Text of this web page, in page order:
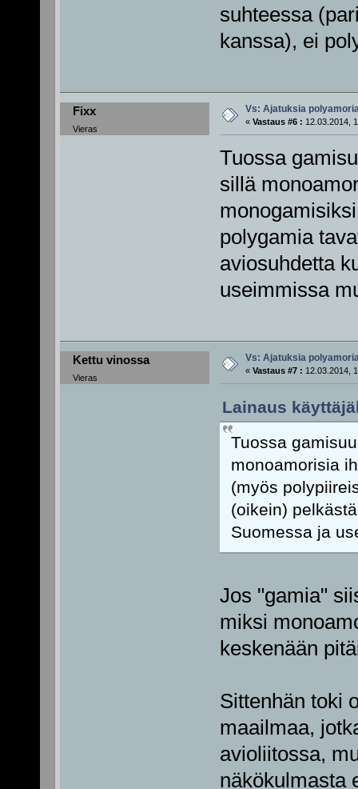
suhteessa
kanssa), ei
Fixx
Vieras
Vs: Ajatuksia
« Vastaus #6 : 12.03.2014,
Tuossa
sillä
polygamia
aviosuhdetta
useimmissa
Kettu vinossa
Vieras
Vs: Ajatuksia
« Vastaus #7 : 12.03.2014,
Lainaus
Tuossa
monoamorisia
(myös
(oikein)
Suomessa ja
Jos "gamia"
miksi
keskenään
Sittenhän toki
maailmaa,
avioliitossa,
näkökulmasta